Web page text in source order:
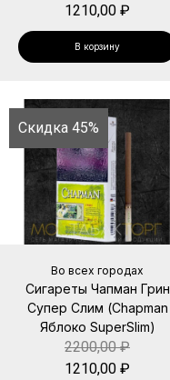
1210,00 ₽
В корзину
Скидка 45%
Во всех городах
Сигареты Чапман Грин
Супер Слим (Chapman
Яблоко SuperSlim)
2200,00₽
1210,00 ₽